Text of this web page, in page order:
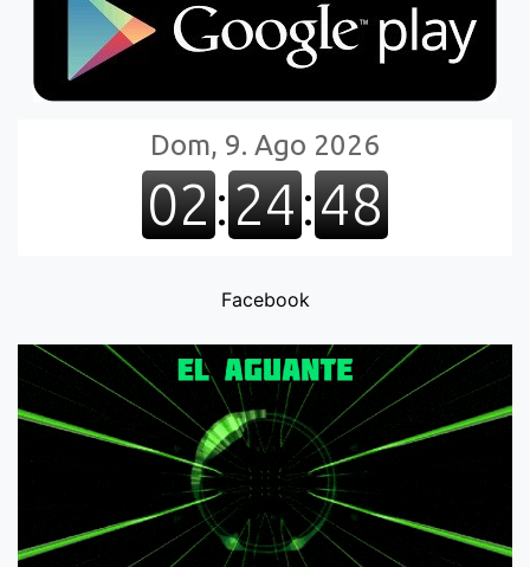
Facebook